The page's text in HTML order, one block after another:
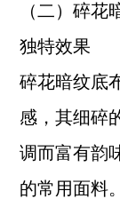
（二）碎
独特效果
碎花暗纹底
感，其细碎
调而富有韵
的常用面料